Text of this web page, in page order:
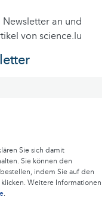
an und
von science.lu
Sie sich damit
Sie können den
indem Sie auf den
Weitere Informationen
.